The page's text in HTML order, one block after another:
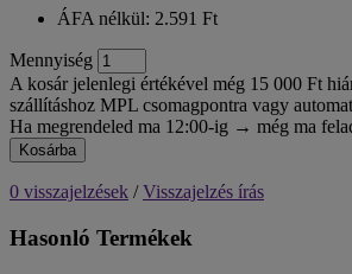
ÁFA nélkül: 2.591 Ft
Mennyiség
A kosár jelenlegi értékével még 15 000 Ft
szállításhoz MPL csomagpontra vagy
Ha megrendeled ma 12:00-ig → még ma
Kosárba
0 visszajelzések /Visszajelzés írás
Hasonló Termékek